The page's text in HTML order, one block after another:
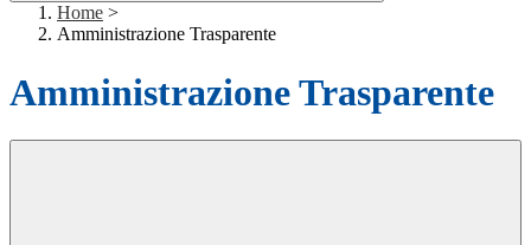
Home >
Amministrazione Trasparente
Amministrazione Trasparente